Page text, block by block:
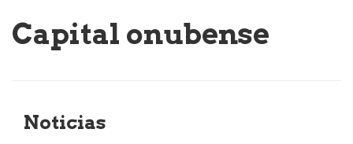
Capital onubense
Noticias